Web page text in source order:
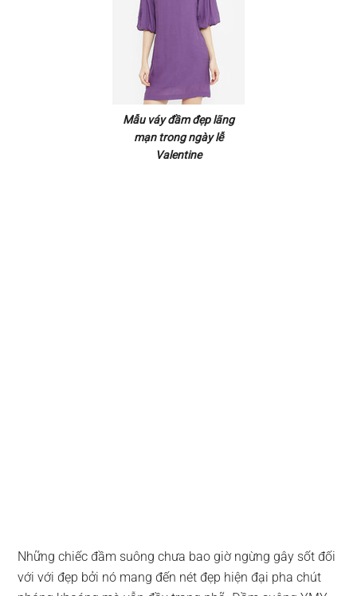
Mẫu váy đầm đẹp lãng
mạn trong ngày lễ
Valentine
Những chiếc đầm suông chưa bao giờ ngừng gây sốt đối
với với đẹp bởi nó mang đến nét đẹp hiện đại pha chút